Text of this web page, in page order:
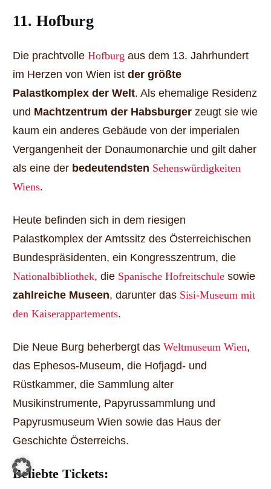
11. Hofburg
Die prachtvolle Hofburg aus dem 13. Jahrhundert
im Herzen von Wien ist der größte
Palastkomplex der Welt. Als ehemalige Residenz
und Machtzentrum der Habsburger zeugt sie wie
kaum ein anderes Gebäude von der imperialen
Vergangenheit der Donaumonarchie und gilt daher
als eine der bedeutendsten Sehenswürdigkeiten
Wiens.
Heute befinden sich in dem riesigen
Palastkomplex der Amtssitz des Österreichischen
Bundespräsidenten, ein Kongresszentrum, die
Nationalbibliothek, die Spanische Hofreitschule sowie
zahlreiche Museen, darunter das Sisi-Museum mit
den Kaiserappartements.
Die Neue Burg beherbergt das Weltmuseum Wien,
das Ephesos-Museum, die Hofjagd- und
Rüstkammer, die Sammlung alter
Musikinstrumente, Papyrussammlung und
Papyrusmuseum Wien sowie das Haus der
Geschichte Österreichs.
Beliebte Tickets: